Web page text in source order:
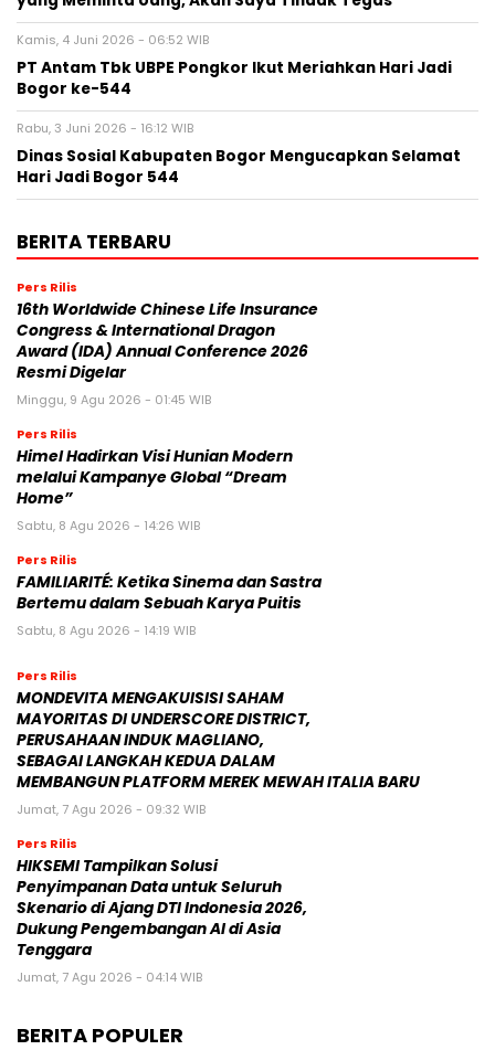
Kamis, 4 Juni 2026 - 06:52 WIB
PT Antam Tbk UBPE Pongkor Ikut Meriahkan Hari Jadi
Bogor ke-544
Rabu, 3 Juni 2026 - 16:12 WIB
Dinas Sosial Kabupaten Bogor Mengucapkan Selamat
Hari Jadi Bogor 544
BERITA TERBARU
Pers Rilis
16th Worldwide Chinese Life Insurance
Congress & International Dragon
Award (IDA) Annual Conference 2026
Resmi Digelar
Minggu, 9 Agu 2026 - 01:45 WIB
Pers Rilis
Himel Hadirkan Visi Hunian Modern
melalui Kampanye Global “Dream
Home”
Sabtu, 8 Agu 2026 - 14:26 WIB
Pers Rilis
FAMILIARITÉ: Ketika Sinema dan Sastra
Bertemu dalam Sebuah Karya Puitis
Sabtu, 8 Agu 2026 - 14:19 WIB
Pers Rilis
MONDEVITA MENGAKUISISI SAHAM
MAYORITAS DI UNDERSCORE DISTRICT,
PERUSAHAAN INDUK MAGLIANO,
SEBAGAI LANGKAH KEDUA DALAM
MEMBANGUN PLATFORM MEREK MEWAH ITALIA BARU
Jumat, 7 Agu 2026 - 09:32 WIB
Pers Rilis
HIKSEMI Tampilkan Solusi
Penyimpanan Data untuk Seluruh
Skenario di Ajang DTI Indonesia 2026,
Dukung Pengembangan AI di Asia
Tenggara
Jumat, 7 Agu 2026 - 04:14 WIB
BERITA POPULER